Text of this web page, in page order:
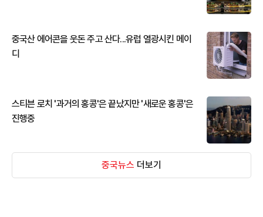
중국산 에어콘을 웃돈 주고 산다...유럽 열광시킨 메이
디
스티븐 로치 '과거의 홍콩'은 끝났지만 '새로운 홍콩'은
진행중
중국뉴스 더보기